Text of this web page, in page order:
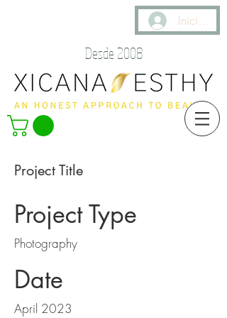
Iniciar
Desde 2008
Project Title
Project Type
Photography
Date
April 2023